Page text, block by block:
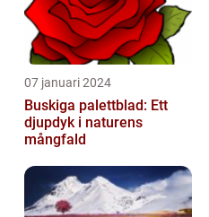
07 januari 2024
Buskiga palettblad: Ett
djupdyk i naturens
mångfald